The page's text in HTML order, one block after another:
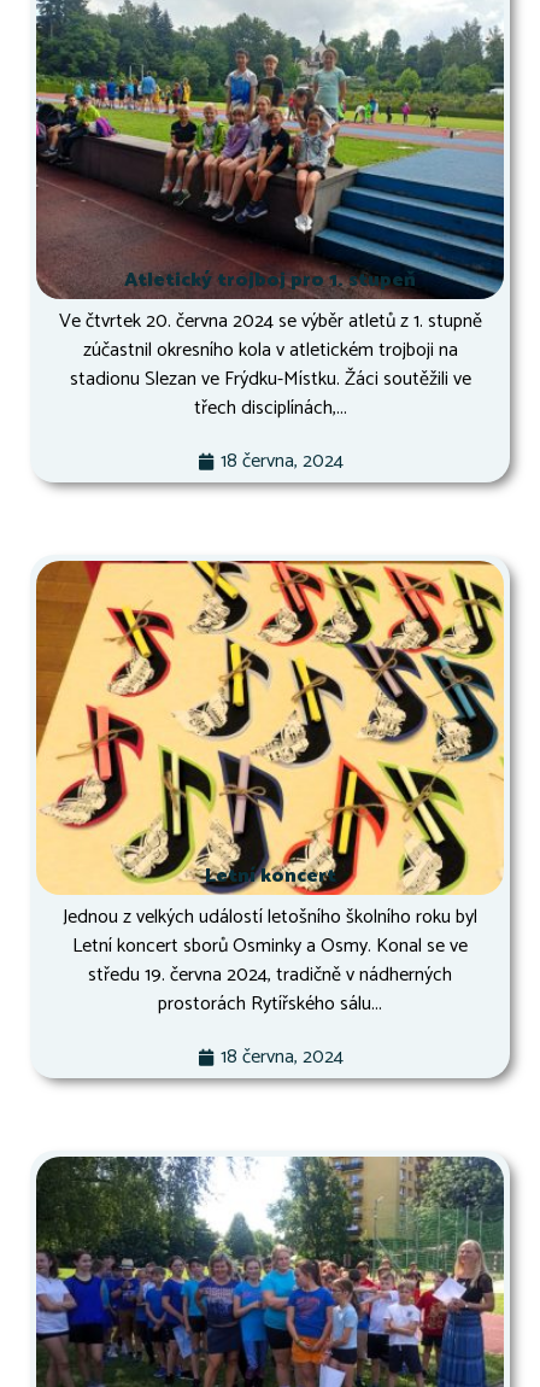
Atletický trojboj pro 1. stupeň
Ve čtvrtek 20. června 2024 se výběr atletů z 1. stupně
zúčastnil okresního kola v atletickém trojboji na
stadionu Slezan ve Frýdku-Místku. Žáci soutěžili ve
třech disciplínách,...
18 června, 2024
Letní koncert
Jednou z velkých událostí letošního školního roku byl
Letní koncert sborů Osminky a Osmy. Konal se ve
středu 19. června 2024, tradičně v nádherných
prostorách Rytířského sálu...
18 června, 2024